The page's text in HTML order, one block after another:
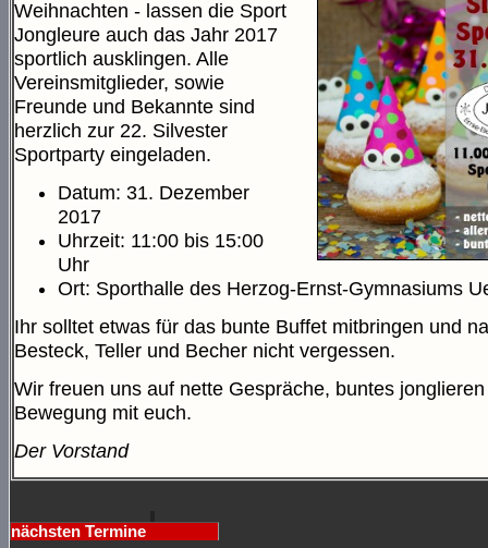
Weihnachten - lassen die Sport
Jongleure auch das Jahr 2017
sportlich ausklingen. Alle
Vereinsmitglieder, sowie
Freunde und Bekannte sind
herzlich zur 22. Silvester
Sportparty eingeladen.
Datum: 31. Dezember
2017
Uhrzeit: 11:00 bis 15:00
Uhr
Ort: Sporthalle des Herzog-Ernst-Gymnasiums
Ihr solltet etwas für das bunte Buffet mitbringen und
Besteck, Teller und Becher nicht vergessen.
Wir freuen uns auf nette Gespräche, buntes
Bewegung mit euch.
Der Vorstand
nächsten Termine